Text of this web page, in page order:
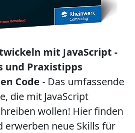
mit JavaScript -
und Praxistipps
Code - Das umfassende
die mit JavaScript
wollen! Hier finden
erwerben neue Skills für